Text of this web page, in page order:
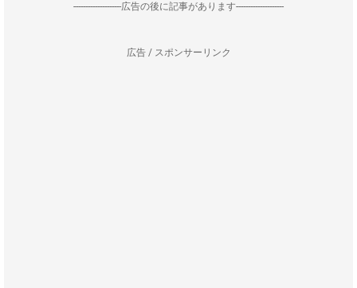
--------------------広告の後に記事があります--------------------
広告 / スポンサーリンク